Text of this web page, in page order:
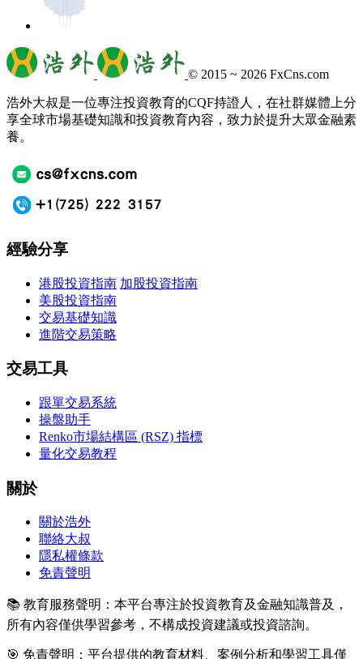
© 2015 ~ 2026FxCns.com
浩外大叔是一位專注投資教育的CQF持證人，在社群媒體上分
享全球市場基礎知識和投資教育內容，致力於提升大眾金融素
養。
經驗分享
港股投資指南 加股投資指南
美股投資指南
交易基礎知識
進階交易策略
交易工具
跟單交易系統
操盤助手
Renko市場結構區 (RSZ) 指標
量化交易教程
關於
關於浩外
聯絡大叔
隱私權條款
免責聲明
📚 教育服務聲明：本平台專注於投資教育及金融知識普及，
所有內容僅供學習參考，不構成投資建議或投資諮詢。
🎯 免責聲明：平台提供的教育材料、案例分析和學習工具僅